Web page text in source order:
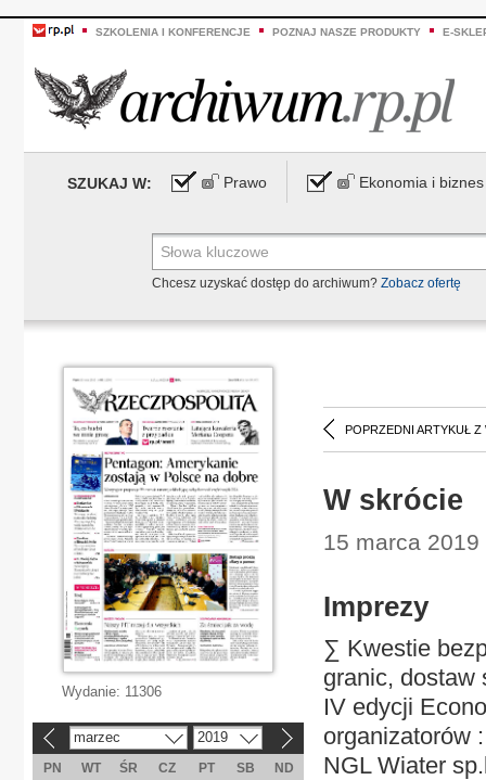
SZKOLENIA I KONFERENCJE POZNAJ NASZE PRODUKTY E-
SZUKAJ W: Prawo Ekonomia i biznes
Chcesz uzyskać dostęp do archiwum? Zobacz ofertę
POPRZEDNI ARTYKUŁ Z
W skrócie
15 marca
Imprezy
∑ Kwestie
granic, dostaw
IV edycji
organizatorów
NGL Wiater
Wydanie: 11306
marzec 2019
PN WT ŚR CZ PT SB
ND